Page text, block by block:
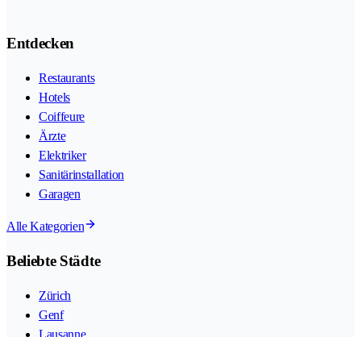
Entdecken
Restaurants
Hotels
Coiffeure
Ärzte
Elektriker
Sanitärinstallation
Garagen
Alle Kategorien
Beliebte Städte
Zürich
Genf
Lausanne